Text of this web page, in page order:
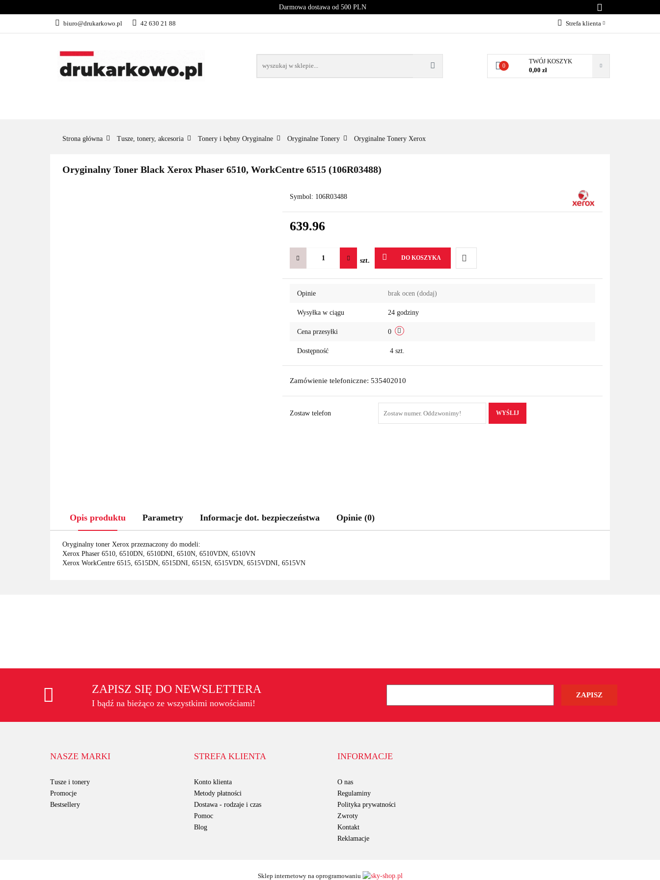
Darmowa dostawa od 500 PLN
biuro@drukarkowo.pl 42 630 21 88 Strefa klienta
Załóż konto
0
TWÓJ KOSZYK
0,00 zł
KATEGORIE PROMOCJE NOWOŚCI BESTSELLERY BLOG KONTAKT
Strona główna Tusze, tonery, akcesoria Tonery i bębny Oryginalne Oryginalne Tonery Oryginalne Tonery Xerox
Oryginalny Toner Black Xerox Phaser 6510, WorkCentre 6515 (106R03488)
Symbol: 106R03488
639.96
szt. DO KOSZYKA
Do
Opinie brak ocen (dodaj)
Wysyłka w ciągu 24 godziny
Cena przesyłki 0
Dostępność 4 szt.
Zamówienie telefoniczne: 535402010
Zostaw telefon WYŚLIJ
Opis produktu Parametry Informacje dot. bezpieczeństwa Opinie (0)
Oryginalny toner Xerox przeznaczony do modeli:
Xerox Phaser 6510, 6510DN, 6510DNI, 6510N, 6510VDN, 6510VN
Xerox WorkCentre 6515, 6515DN, 6515DNI, 6515N, 6515VDN, 6515VDNI, 6515VN
ZAPISZ SIĘ DO NEWSLETTERA
I bądź na bieżąco ze wszystkimi nowościami!
NASZE MARKI
Tusze i tonery
Promocje
Bestsellery
STREFA KLIENTA
Konto klienta
Metody płatności
Dostawa - rodzaje i czas
Pomoc
Blog
INFORMACJE
O nas
Regulaminy
Polityka prywatności
Zwroty
Kontakt
Reklamacje
Sklep internetowy na oprogramowaniu